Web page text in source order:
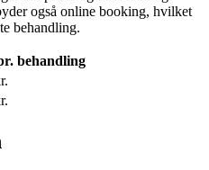
også online booking, hvilket
behandling.
behandling